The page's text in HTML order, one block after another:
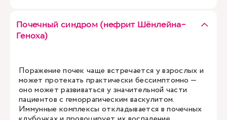
Почечный синдром (нефрит Шёнлейна-
Геноха)
Поражение почек чаще встречается у взрослых и
может протекать практически бессимптомно —
оно может развиваться у значительной части
пациентов с геморрагическим васкулитом.
Иммунные комплексы откладывается в почечных